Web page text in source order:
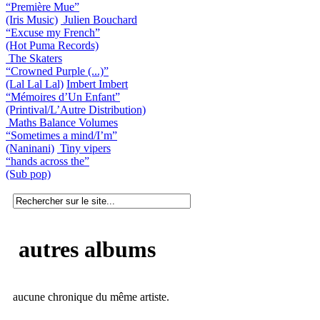
“Première Mue”
(Iris Music) Julien Bouchard
“Excuse my French”
(Hot Puma Records)
The Skaters
“Crowned Purple (...)”
(Lal Lal Lal) Imbert Imbert
“Mémoires d’Un Enfant”
(Printival/L’Autre Distribution)
Maths Balance Volumes
“Sometimes a mind/I’m”
(Naninani) Tiny vipers
“hands across the”
(Sub pop)
autres albums
aucune chronique du même artiste.